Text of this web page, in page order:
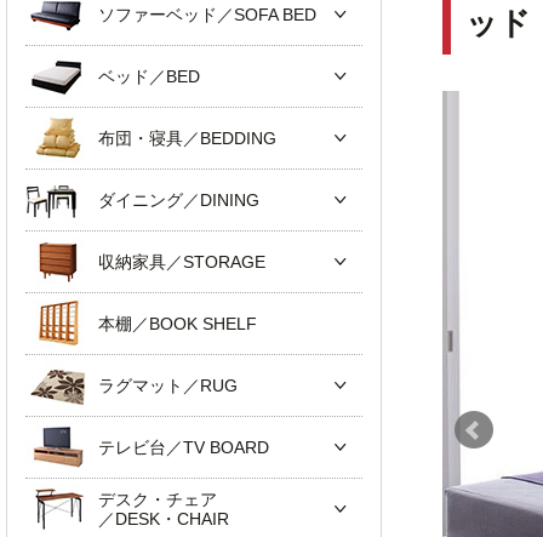
ッド
ソファーベッド／SOFA BED
ベッド／BED
布団・寝具／BEDDING
ダイニング／DINING
収納家具／STORAGE
本棚／BOOK SHELF
ラグマット／RUG
テレビ台／TV BOARD
デスク・チェア
／DESK・CHAIR